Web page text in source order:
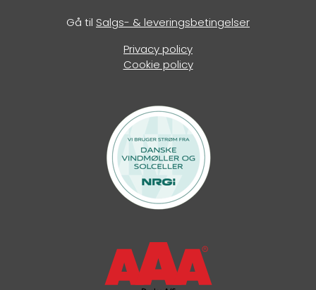
Gå til Salgs- & leveringsbetingelser
Privacy policy
Cookie policy